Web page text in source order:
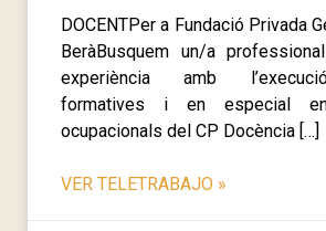
DOCENTPer a Fundació Privada
BeràBusquem un/a
experiència amb
formatives i en especial en
ocupacionals del CP Docència […]
VER TELETRABAJO »